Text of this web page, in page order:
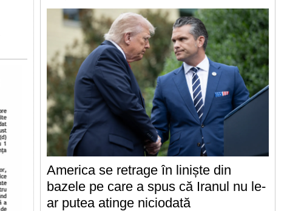
America se retrage în liniște din
bazele pe care a spus că Iranul nu le-
ar putea atinge niciodată